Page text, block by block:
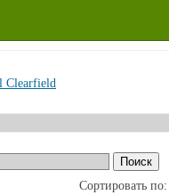
Clearfield
Сортировать